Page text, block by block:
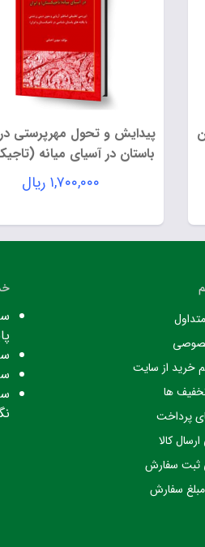
پیدایش و تحول مهرپرستی
باستان در آسیای میانه
و ایران
۱,۷۰۰,۰۰۰ ریال
خرید از سایت
ها
پرداخت
کالا
ثبت سفارش
مبلغ سفارش